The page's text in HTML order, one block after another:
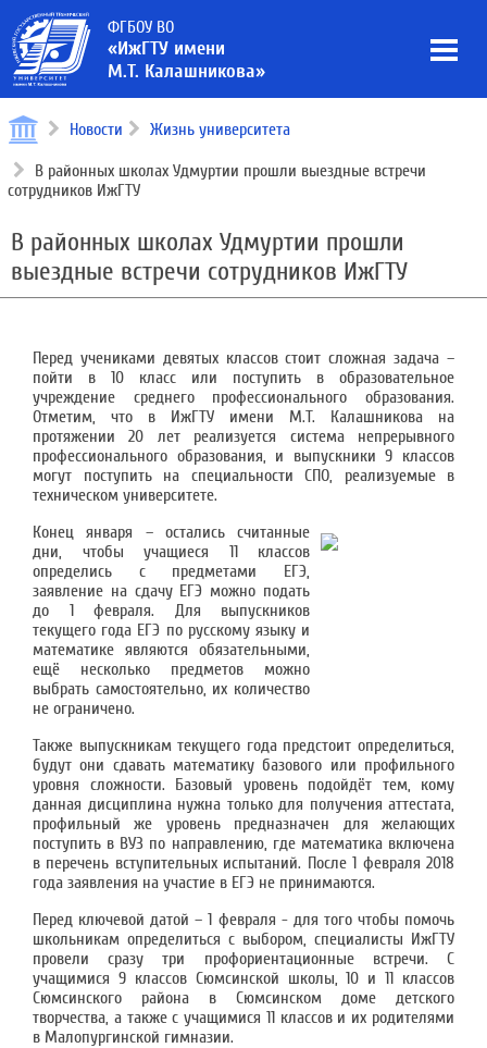
ФГБОУ ВО
«ИжГТУ имени
М.Т. Калашникова»
Новости Жизнь университета
В районных школах Удмуртии прошли выездные встречи
сотрудников ИжГТУ
В районных школах Удмуртии прошли
выездные встречи сотрудников ИжГТУ
Перед учениками девятых классов стоит сложная задача –
пойти в 10 класс или поступить в образовательное
учреждение среднего профессионального образования.
Отметим, что в ИжГТУ имени М.Т. Калашникова на
протяжении 20 лет реализуется система непрерывного
профессионального образования, и выпускники 9 классов
могут поступить на специальности СПО, реализуемые в
техническом университете.
Конец января – остались считанные
дни, чтобы учащиеся 11 классов
определись с предметами ЕГЭ,
заявление на сдачу ЕГЭ можно подать
до 1 февраля. Для выпускников
текущего года ЕГЭ по русскому языку и
математике являются обязательными,
ещё несколько предметов можно
выбрать самостоятельно, их количество
не ограничено.
Также выпускникам текущего года предстоит определиться,
будут они сдавать математику базового или профильного
уровня сложности. Базовый уровень подойдёт тем, кому
данная дисциплина нужна только для получения аттестата,
профильный же уровень предназначен для желающих
поступить в ВУЗ по направлению, где математика включена
в перечень вступительных испытаний. После 1 февраля 2018
года заявления на участие в ЕГЭ не принимаются.
Перед ключевой датой – 1 февраля - для того чтобы помочь
школьникам определиться с выбором, специалисты ИжГТУ
провели сразу три профориентационные встречи. С
учащимися 9 классов Сюмсинской школы, 10 и 11 классов
Сюмсинского района в Сюмсинском доме детского
творчества, а также с учащимися 11 классов и их родителями
в Малопургинской гимназии.